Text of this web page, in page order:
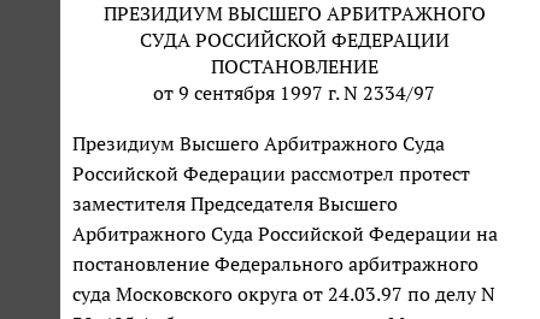
ПРЕЗИДИУМ ВЫСШЕГО АРБИТРАЖНОГО
СУДА РОССИЙСКОЙ ФЕДЕРАЦИИ
ПОСТАНОВЛЕНИЕ
от 9 сентября 1997 г. N 2334/97
Президиум Высшего Арбитражного Суда
Российской Федерации рассмотрел протест
заместителя Председателя Высшего
Арбитражного Суда Российской Федерации на
постановление Федерального арбитражного
суда Московского округа от 24.03.97 по делу N